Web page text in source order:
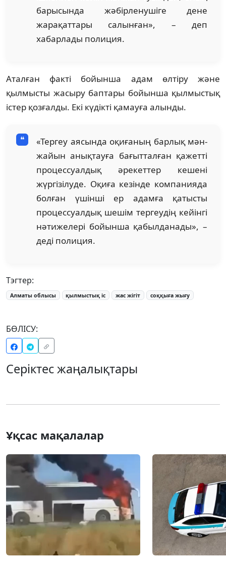
барысында жәбірленушіге дене
жарақаттары салынған», – деп
хабарлады полиция.
Аталған факті бойынша адам өлтіру және
қылмысты жасыру баптары бойынша қылмыстық
істер қозғалды. Екі күдікті қамауға алынды.
«Тергеу аясында оқиғаның барлық мән-
жайын анықтауға бағытталған қажетті
процессуалдық әрекеттер кешені
жүргізілуде. Оқиға кезінде компанияда
болған үшінші ер адамға қатысты
процессуалдық шешім тергеудің кейінгі
нәтижелері бойынша қабылданады», –
деді полиция.
Тэгтер:
Алматы облысы қылмыстық іс жас жігіт соққыға жығу
БӨЛІСУ:
Серіктес жаңалықтары
Ұқсас мақалалар